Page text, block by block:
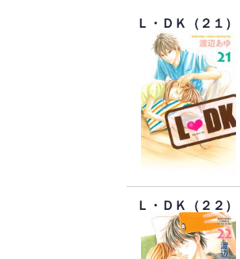
Ｌ・ＤＫ（２１）
Ｌ・ＤＫ（２２）